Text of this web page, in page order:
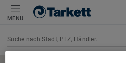
MENU